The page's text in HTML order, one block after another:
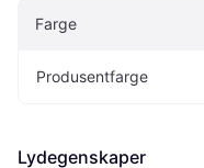
Farge
Produsentfarge
Lydegenskaper